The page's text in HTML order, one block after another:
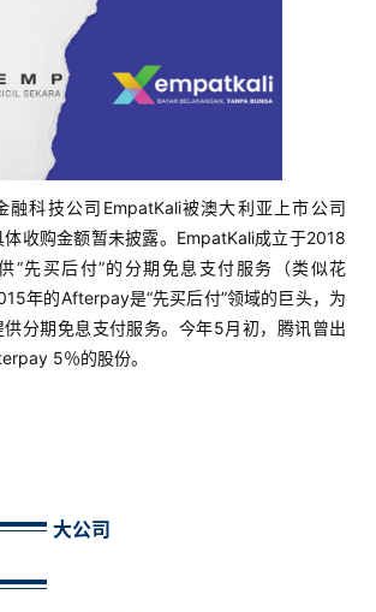
融科技公司EmpatKali被澳大利亚上市公司
收购金额暂未披露。EmpatKali成立于2018
“先买后付”的分期免息支付服务（类似花
年的Afterpay是“先买后付”领域的巨头，为
分期免息支付服务。今年5月初，腾讯曾出
5％的股份。
大公司